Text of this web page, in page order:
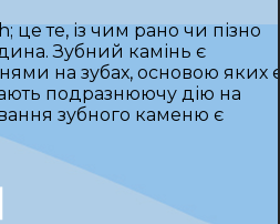
це те, із чим рано чи пізно
Зубний камінь є
на зубах, основою яких
подразнюючу дію на
зубного каменю є